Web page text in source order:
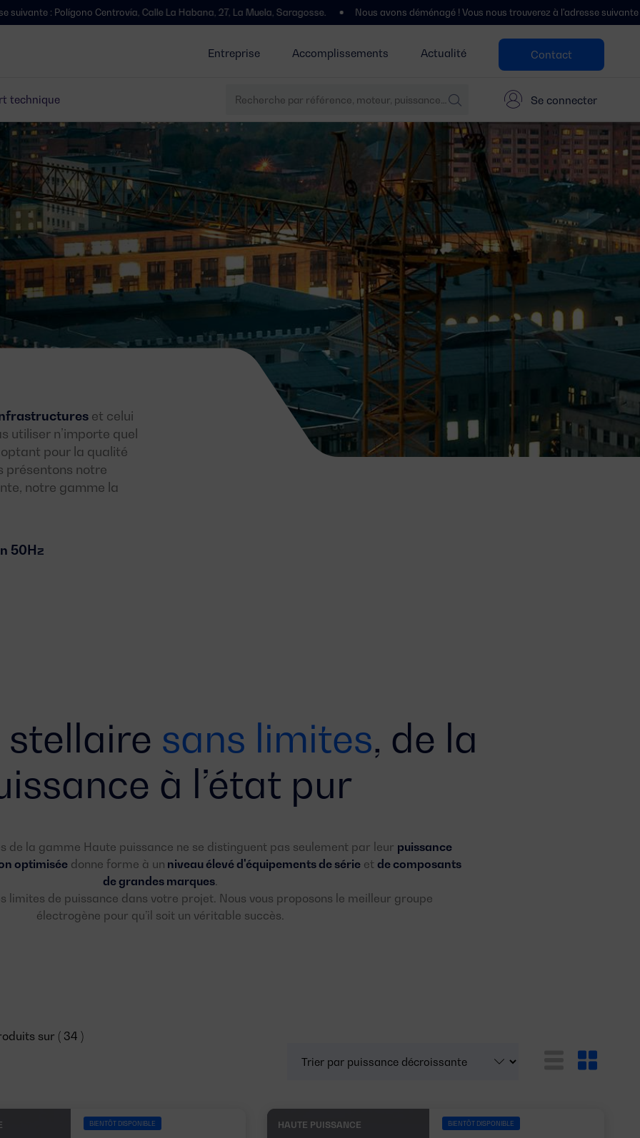
Entreprise Accomplissements Actualité Contact
technique Se connecter
Calle La Habana, 27, La Muela, Saragosse. Nous avons déménagé ! Vous nous trouverez à l'adresse suivante : Polígono
et celui
utiliser n’importe quel
optant pour la qualité
présentons notre
notre gamme la
50Hz
stellaire sans limites, de la
à l’état pur
de la gamme Haute puissance ne se distinguent pas seulement par leur puissance
optimiséedonne forme à un niveau élevé d'équipements de sérieet de composants
de grandes marques.
limites de puissance dans votre projet. Nous vous proposons le meilleur groupe
électrogène pour qu’il soit un véritable succès.
sur ( 34 )
BIENTÔT DISPONIBLE HAUTE PUISSANCE BIENTÔT DISPONIBLE